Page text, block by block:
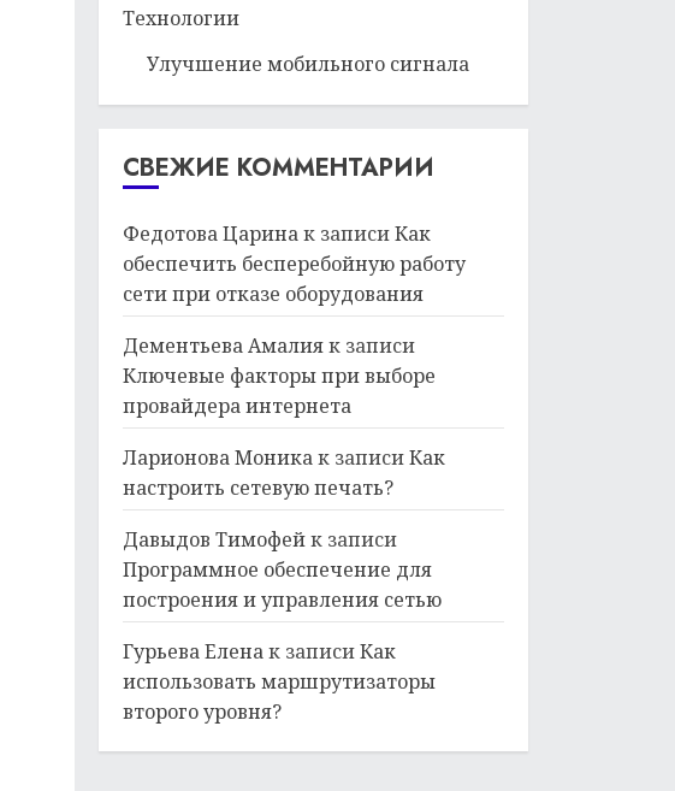
Технологии
Улучшение мобильного сигнала
СВЕЖИЕ КОММЕНТАРИИ
Федотова Царинак записиКак
обеспечить бесперебойную работу
сети при отказе оборудования
Дементьева Амалияк записи
Ключевые факторы при выборе
провайдера интернета
Ларионова Моникак записиКак
настроить сетевую печать?
Давыдов Тимофейк записи
Программное обеспечение для
построения и управления сетью
Гурьева Еленак записиКак
использовать маршрутизаторы
второго уровня?